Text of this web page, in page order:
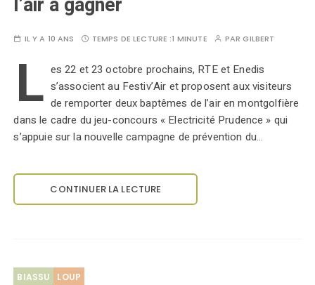
IL Y A 10 ANS TEMPS DE LECTURE :1 MINUTE PARGILBERT
L es 22 et 23 octobre prochains, RTE et Enedis
s’associent au Festiv’Air et proposent aux visiteurs
de remporter deux baptêmes de l’air en montgolfière
dans le cadre du jeu-concours « Electricité Prudence » qui
s’appuie sur la nouvelle campagne de prévention du…
CONTINUER LA LECTURE
BIASSU LOUP